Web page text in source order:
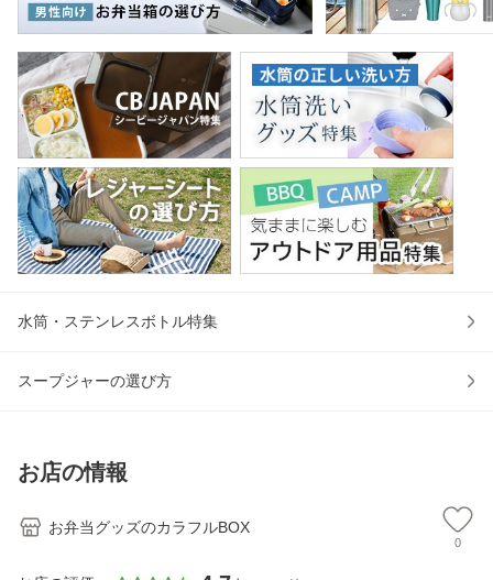
水筒・ステンレスボトル特集
スープジャーの選び方
お店の情報
お弁当グッズのカラフルBOX
0